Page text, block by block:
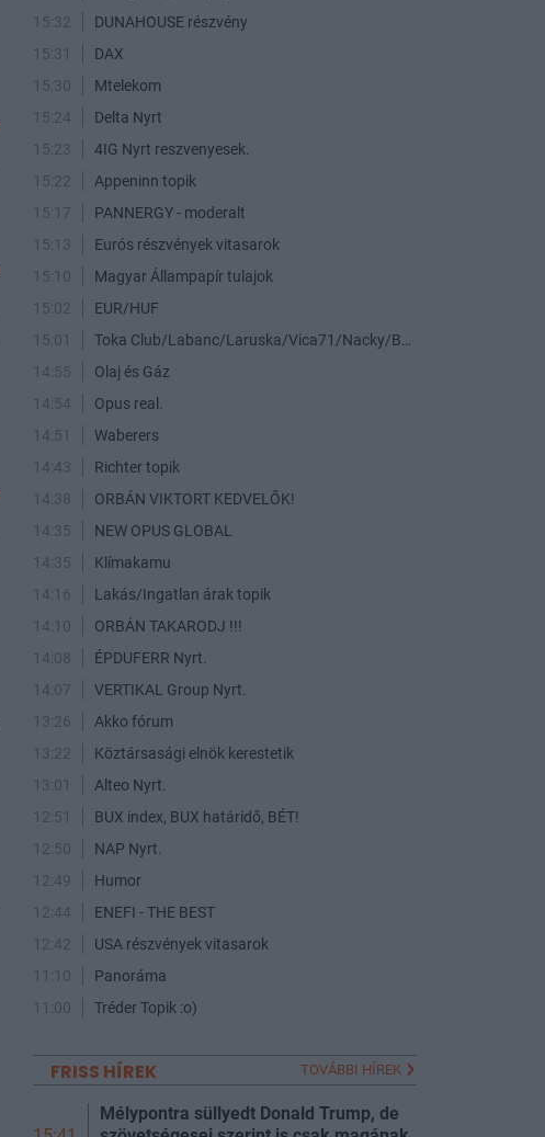
15:32
DUNAHOUSE részvény
15:31
DAX
15:30
Mtelekom
15:24
Delta Nyrt
15:23
4IG Nyrt reszvenyesek.
15:22
Appeninn topik
15:17
PANNERGY - moderalt
15:13
Eurós részvények vitasarok
15:10
Magyar Állampapír tulajok
15:02
EUR/HUF
15:01
14:55
Olaj és Gáz
14:54
Opus real.
14:51
Waberers
14:43
Richter topik
14:38
ORBÁN VIKTORT KEDVELŐK!
14:35
NEW OPUS GLOBAL
14:35
Klímakamu
14:16
Lakás/Ingatlan árak topik
14:10
ORBÁN TAKARODJ !!!
14:08
ÉPDUFERR Nyrt.
14:07
VERTIKAL Group Nyrt.
13:26
Akko fórum
13:22
Köztársasági elnök kerestetik
13:01
Alteo Nyrt.
12:51
BUX index, BUX határidő, BÉT!
12:50
NAP Nyrt.
12:49
Humor
12:44
ENEFI - THE BEST
12:42
USA részvények vitasarok
11:10
Panoráma
11:00
Tréder Topik :o)
FRISS HÍREK TOVÁBBI HÍREK
Mélypontra süllyedt Donald Trump, de